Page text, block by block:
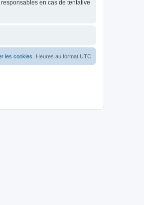
en cas de tentative
Heures au format UTC
les cookies